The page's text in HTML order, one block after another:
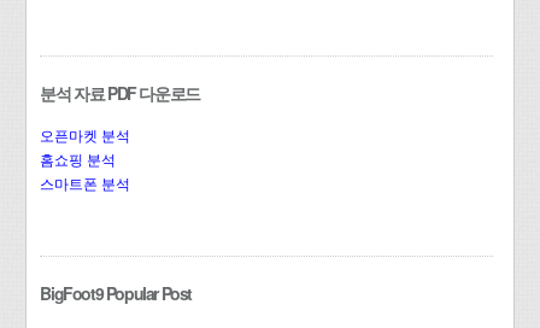
분석 자료 PDF 다운로드
오픈마켓 분석
홈쇼핑 분석
스마트폰 분석
BigFoot9 Popular Post